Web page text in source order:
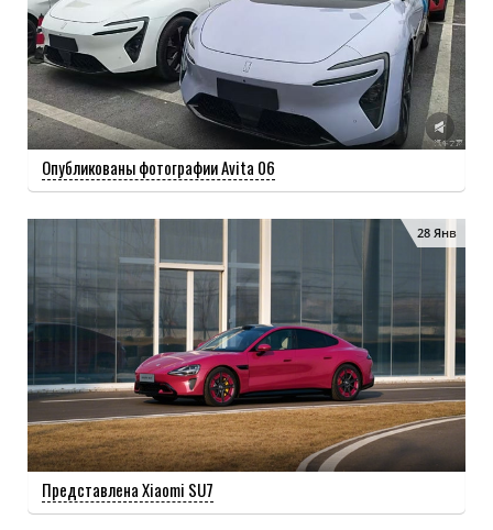
Опубликованы фотографии Avita 06
28 Янв
Представлена Xiaomi SU7